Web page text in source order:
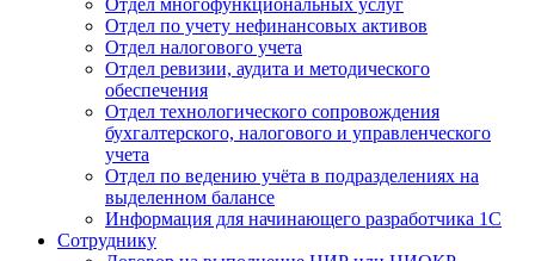
Отдел многофункциональных услуг
Отдел по учету нефинансовых активов
Отдел налогового учета
Отдел ревизии, аудита и методического
обеспечения
Отдел технологического сопровождения
бухгалтерского, налогового и управленческого
учета
Отдел по ведению учёта в подразделениях на
выделенном балансе
Информация для начинающего разработчика 1С
Сотруднику